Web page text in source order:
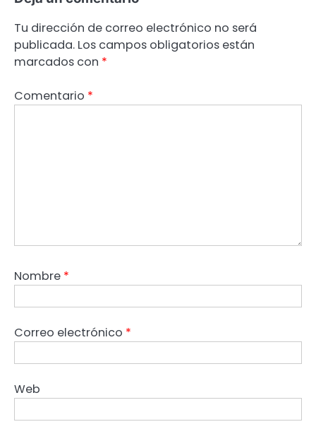
Tu dirección de correo electrónico no será
publicada. Los campos obligatorios están
marcados con *
Comentario *
Nombre *
Correo electrónico *
Web